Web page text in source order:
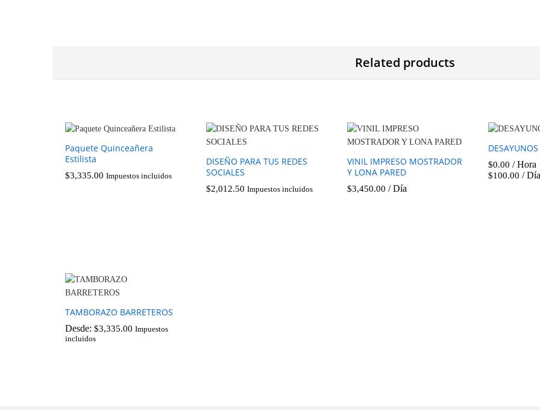
Related products
Paquete Quinceañera
Estilista
$3,335.00 Impuestos incluidos
DISEÑO PARA TUS REDES
SOCIALES
$2,012.50 Impuestos incluidos
VINIL IMPRESO MOSTRADOR
Y LONA PARED
$3,450.00 / Día
$0.00 / Hora
$100.00 / Día
TAMBORAZO BARRETEROS
Desde: $3,335.00 Impuestos
incluidos